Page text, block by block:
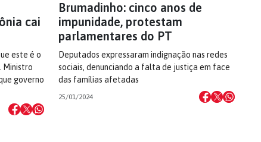
cai
este é o
Ministro
governo
Brumadinho: cinco anos de
impunidade, protestam
parlamentares do PT
Deputados expressaram indignação nas redes
sociais, denunciando a falta de justiça em face
das famílias afetadas
25/01/2024